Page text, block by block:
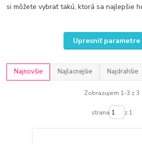
si môžete vybrať takú, ktorá sa najlepšie
Upresniť parametre
Najnovšie Najlacnejšie Najdrahšie
Zobrazujem 1-3 z 3
strana z 1